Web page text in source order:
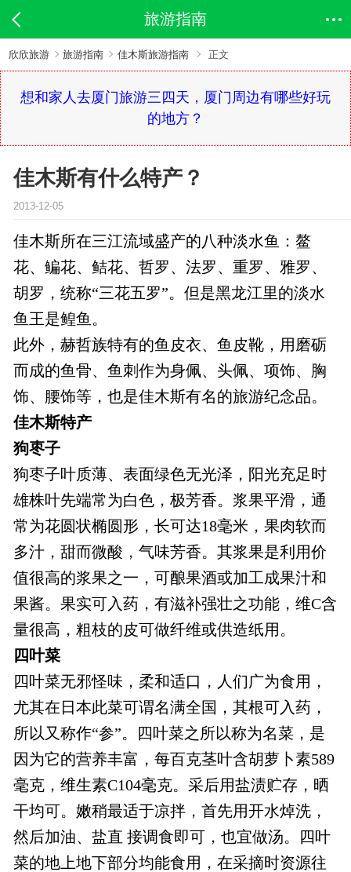
旅游指南
欣欣旅游 旅游指南 佳木斯旅游指南 正文
想和家人去厦门旅游三四天，厦门周边有哪些好玩
的地方？
佳木斯有什么特产？
2013-12-05
佳木斯所在三江流域盛产的八种淡水鱼：鳌
花、鳊花、鲒花、哲罗、法罗、重罗、雅罗、
胡罗，统称“三花五罗”。但是黑龙江里的淡水
鱼王是鳇鱼。
此外，赫哲族特有的鱼皮衣、鱼皮靴，用磨砺
而成的鱼骨、鱼刺作为身佩、头佩、项饰、胸
饰、腰饰等，也是佳木斯有名的旅游纪念品。
佳木斯特产
狗枣子
狗枣子叶质薄、表面绿色无光泽，阳光充足时
雄株叶先端常为白色，极芳香。浆果平滑，通
常为花圆状椭圆形，长可达18毫米，果肉软而
多汁，甜而微酸，气味芳香。其浆果是利用价
值很高的浆果之一，可酿果酒或加工成果汁和
果酱。果实可入药，有滋补强壮之功能，维C含
量很高，粗枝的皮可做纤维或供造纸用。
四叶菜
四叶菜无邪怪味，柔和适口，人们广为食用，
尤其在日本此菜可谓名满全国，其根可入药，
所以又称作“参”。四叶菜之所以称为名菜，是
因为它的营养丰富，每百克茎叶含胡萝卜素589
毫克，维生素C104毫克。采后用盐渍贮存，晒
干均可。嫩稍最适于凉拌，首先用开水焯洗，
然后加油、盐直 接调食即可，也宜做汤。四叶
菜的地上地下部分均能食用，在采摘时资源往